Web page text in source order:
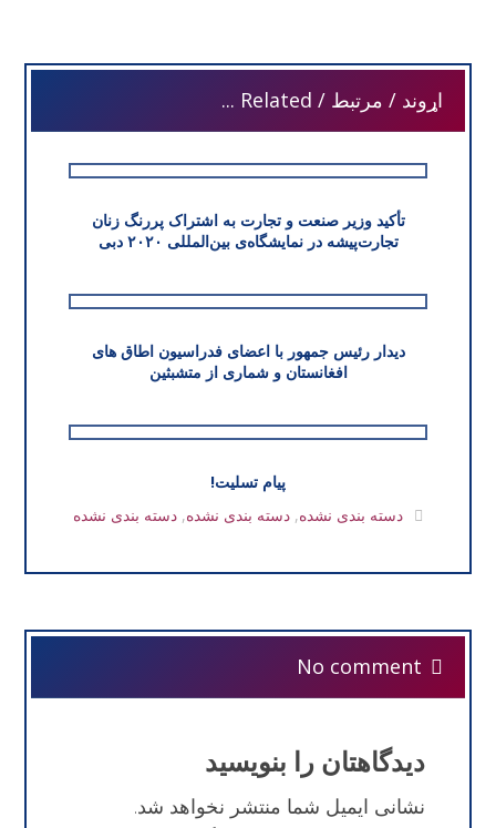
اړوند / مرتبط / Related ...
تأکید وزیر صنعت و تجارت به اشتراک پررنگ زنان
تجارت‌پیشه در نمایشگاه‌ی بین‌المللی ۲۰۲۰ دبی
دیدار رئیس جمهور با اعضای فدراسیون اطاق های
افغانستان و شماری از متشبثین
پیام تسلیت!
دسته بندی نشده, دسته بندی نشده, دسته بندی نشده
No comment
دیدگاهتان را بنویسید
نشانی ایمیل شما منتشر نخواهد شد.